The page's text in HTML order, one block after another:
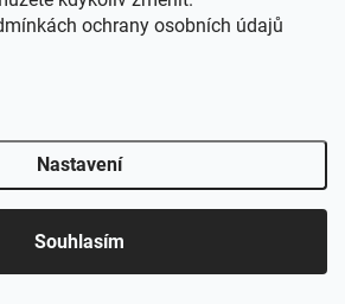
ochrany osobních údajů
Nastavení
Souhlasím
z webového rozhraní
správně a pravdivě a že je povinen
osobních údajů kupujícího může
třetí osobu, jakožto zpracovatele.
zboží nebudou osobní
bez předchozího souhlasu